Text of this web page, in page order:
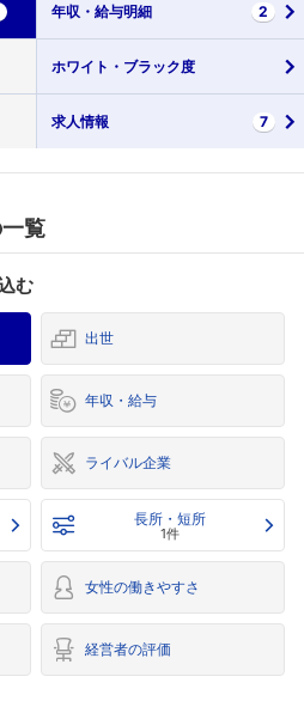
年収・ 給与明細 2
ホワイト・ ブラック度
求人情報 7
覧
む
出世
年収・給与
ライバル企業
長所・短所
1件
女性の働きやすさ
経営者の評価